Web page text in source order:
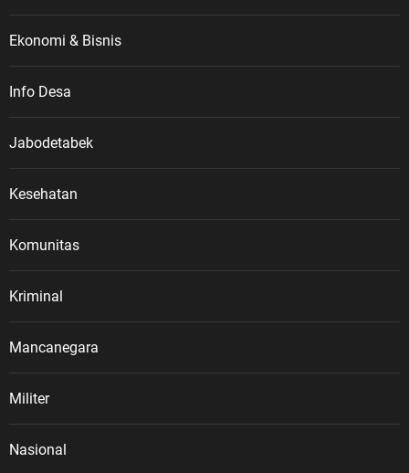
Ekonomi & Bisnis
Info Desa
Jabodetabek
Kesehatan
Komunitas
Kriminal
Mancanegara
Militer
Nasional